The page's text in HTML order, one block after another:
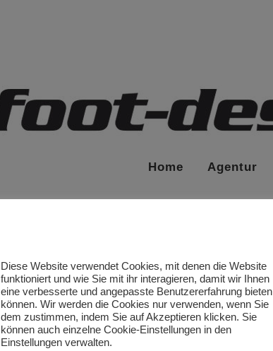
Home Agentur
Diese Website verwendet Cookies, mit denen die Website
funktioniert und wie Sie mit ihr interagieren, damit wir Ihnen
eine verbesserte und angepasste Benutzererfahrung bieten
können. Wir werden die Cookies nur verwenden, wenn Sie
dem zustimmen, indem Sie auf Akzeptieren klicken. Sie
können auch einzelne Cookie-Einstellungen in den
Einstellungen verwalten.